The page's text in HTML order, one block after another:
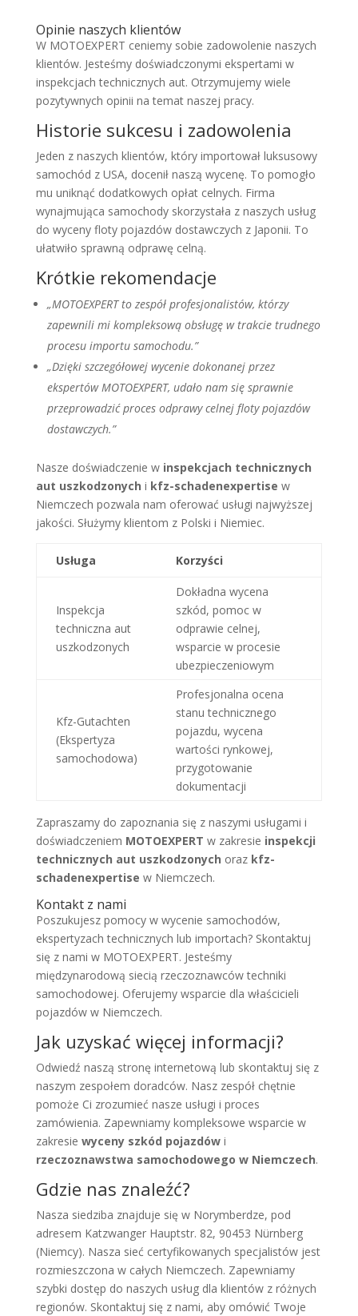
Opinie naszych klientów
W MOTOEXPERT ceniemy sobie zadowolenie naszych
klientów. Jesteśmy doświadczonymi ekspertami w
inspekcjach technicznych aut. Otrzymujemy wiele
pozytywnych opinii na temat naszej pracy.
Historie sukcesu i zadowolenia
Jeden z naszych klientów, który importował luksusowy
samochód z USA, docenił naszą wycenę. To pomogło
mu uniknąć dodatkowych opłat celnych. Firma
wynajmująca samochody skorzystała z naszych usług
do wyceny floty pojazdów dostawczych z Japonii. To
ułatwiło sprawną odprawę celną.
Krótkie rekomendacje
„MOTOEXPERT to zespół profesjonalistów, którzy
zapewnili mi kompleksową obsługę w trakcie trudnego
procesu importu samochodu.”
„Dzięki szczegółowej wycenie dokonanej przez
ekspertów MOTOEXPERT, udało nam się sprawnie
przeprowadzić proces odprawy celnej floty pojazdów
dostawczych.”
Nasze doświadczenie w inspekcjach technicznych
aut uszkodzonych i kfz-schadenexpertise w
Niemczech pozwala nam oferować usługi najwyższej
jakości. Służymy klientom z Polski i Niemiec.
Usługa Korzyści
Inspekcja
techniczna aut
uszkodzonych
Dokładna wycena
szkód, pomoc w
odprawie celnej,
wsparcie w procesie
ubezpieczeniowym
Kfz-Gutachten
(Ekspertyza
samochodowa)
Profesjonalna ocena
stanu technicznego
pojazdu, wycena
wartości rynkowej,
przygotowanie
dokumentacji
Zapraszamy do zapoznania się z naszymi usługami i
doświadczeniem MOTOEXPERT w zakresie inspekcji
technicznych aut uszkodzonych oraz kfz-
schadenexpertise w Niemczech.
Kontakt z nami
Poszukujesz pomocy w wycenie samochodów,
ekspertyzach technicznych lub importach? Skontaktuj
się z nami w MOTOEXPERT. Jesteśmy
międzynarodową siecią rzeczoznawców techniki
samochodowej. Oferujemy wsparcie dla właścicieli
pojazdów w Niemczech.
Jak uzyskać więcej informacji?
Odwiedź naszą stronę internetową lub skontaktuj się z
naszym zespołem doradców. Nasz zespół chętnie
pomoże Ci zrozumieć nasze usługi i proces
zamówienia. Zapewniamy kompleksowe wsparcie w
zakresie wyceny szkód pojazdówi
rzeczoznawstwa samochodowego w Niemczech.
Gdzie nas znaleźć?
Nasza siedziba znajduje się w Norymberdze, pod
adresem Katzwanger Hauptstr. 82, 90453 Nürnberg
(Niemcy). Nasza sieć certyfikowanych specjalistów jest
rozmieszczona w całych Niemczech. Zapewniamy
szybki dostęp do naszych usług dla klientów z różnych
regionów. Skontaktuj się z nami, aby omówić Twoje